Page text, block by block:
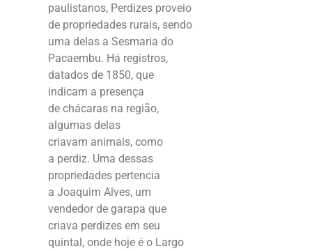
paulistanos, Perdizes proveio
de propriedades rurais, sendo
uma delas a Sesmaria do
Pacaembu. Há registros,
datados de 1850, que
indicam a presença
de chácaras na região,
algumas delas
criavam animais, como
a perdiz. Uma dessas
propriedades pertencia
aJoaquim Alves, um
vendedor de garapa que
criava perdizes em seu
quintal, onde hoje é o Largo